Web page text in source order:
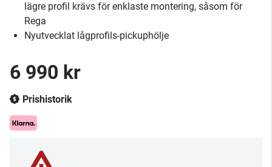
lägre profil krävs för enklaste montering, såsom för
Rega
Nyutvecklat lågprofils-pickuphölje
6 990 kr
Prishistorik